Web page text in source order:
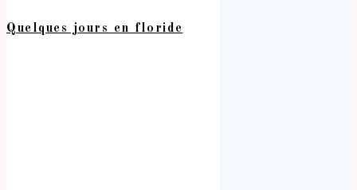
Quelques jours en floride